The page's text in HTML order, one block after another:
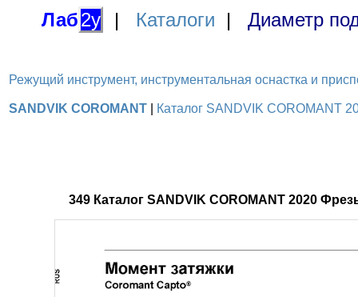
Лаб2у | Каталоги | Диаметр
Режущий инструмент, инструментальная оснастка и
SANDVIK COROMANT Каталог SANDVIK COROMANT
349 Каталог SANDVIK COROMANT 2020